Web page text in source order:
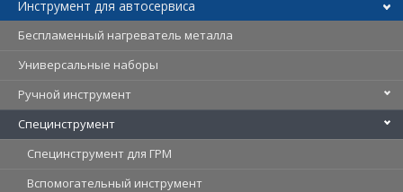
Инструмент для автосервиса
Беспламенный нагреватель металла
Универсальные наборы
Ручной инструмент
Специнструмент
Специнструмент для ГРМ
Вспомогательный инструмент